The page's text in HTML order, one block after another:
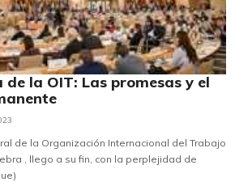
la OIT: Las promesas y el
de la Organización Internacional del Trabajo
, llego a su fin, con la perplejidad de